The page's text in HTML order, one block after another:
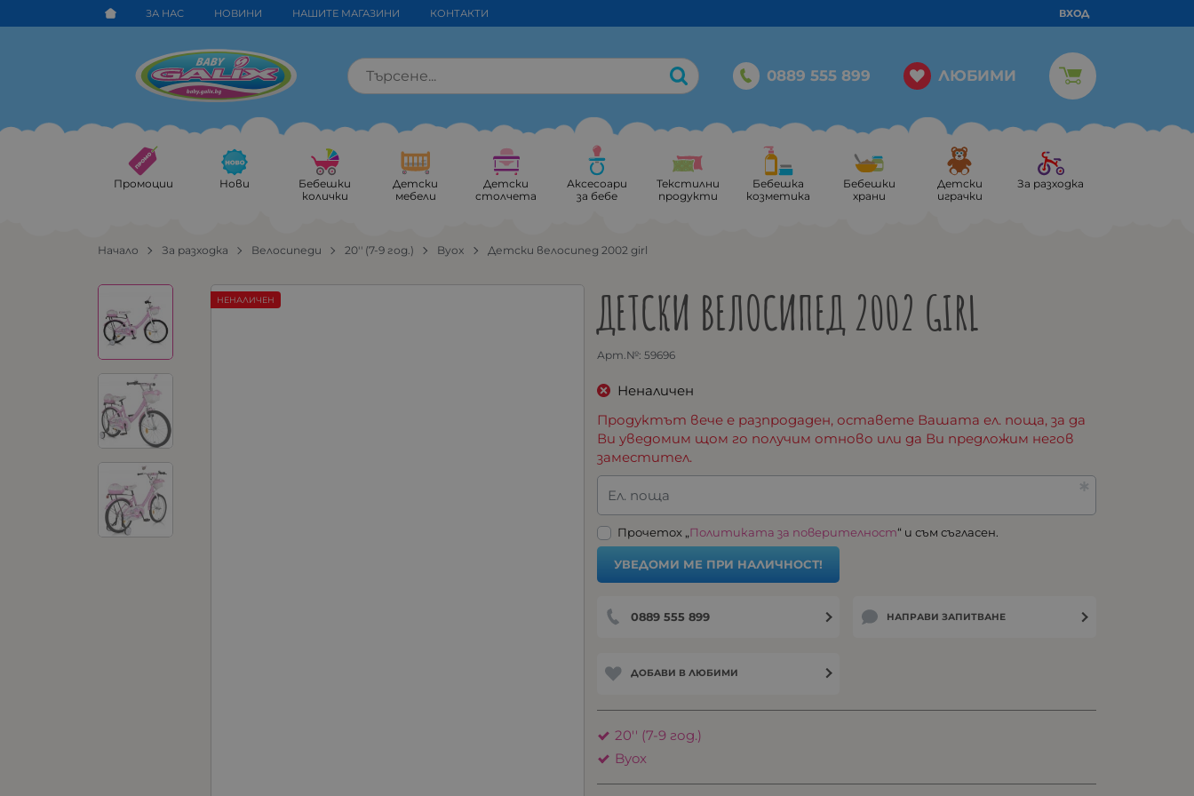
ЗА НАС НОВИНИ НАШИТЕ МАГАЗИНИ КОНТАКТИ ВХОД
0889 555 899 ЛЮБИМИ
Промоции Нови
Бебешки
колички
Детски
мебели
Детски
столчета
Аксесоари
за бебе
Текстилни
продукти
Бебешка
козметика
Бебешки
храни
Детски
играчки
За разходка
Начало За разходка Велосипеди 20'' (7-9 год.) Byox Детски велосипед 2002 girl
ДЕТСКИ ВЕЛОСИПЕД 2002 GIRL
Арт.№: 59696
НЕНАЛИЧЕН
Неналичен
Продуктът вече е разпродаден, оставете Вашата ел. поща, за да
Ви уведомим щом го получим отново или да Ви предложим негов
заместител.
Ел. поща
Прочетох „Политиката за поверителност“ и съм съгласен.
УВЕДОМИ МЕ ПРИ НАЛИЧНОСТ!
0889 555 899 НАПРАВИ ЗАПИТВАНЕ
ДОБАВИ В ЛЮБИМИ
20'' (7-9 год.)
Byox